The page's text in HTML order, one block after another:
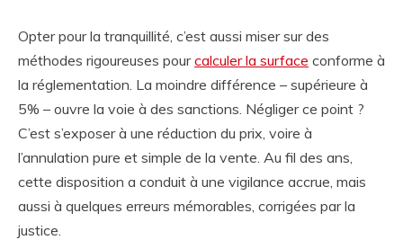
Opter pour la tranquillité, c’est aussi miser sur des
méthodes rigoureuses pourcalculer la surface conforme à
la réglementation. La moindre différence – supérieure à
5% – ouvre la voie à des sanctions. Négliger ce point ?
C’est s’exposer à une réduction du prix, voire à
l’annulation pure et simple de la vente. Au fil des ans,
cette disposition a conduit à une vigilance accrue, mais
aussi à quelques erreurs mémorables, corrigées par la
justice.